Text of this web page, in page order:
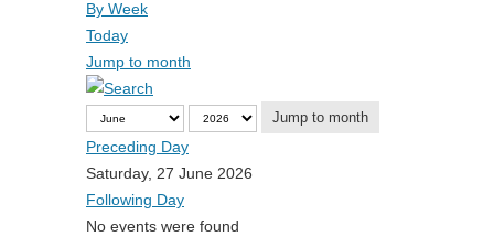
By Week
Today
Jump to month
Jump to month
Preceding Day
Saturday, 27 June 2026
Following Day
No events were found